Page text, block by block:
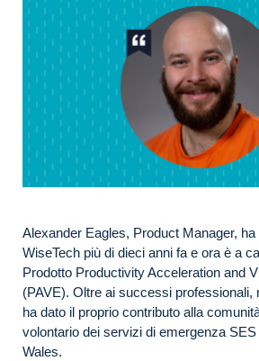
Alexander Eagles, Product Manager,
WiseTech più di dieci anni fa e ora è a
Prodotto Productivity Acceleration and
(PAVE). Oltre ai successi professionali,
ha dato il proprio contributo alla
volontario dei servizi di emergenza
Wales.